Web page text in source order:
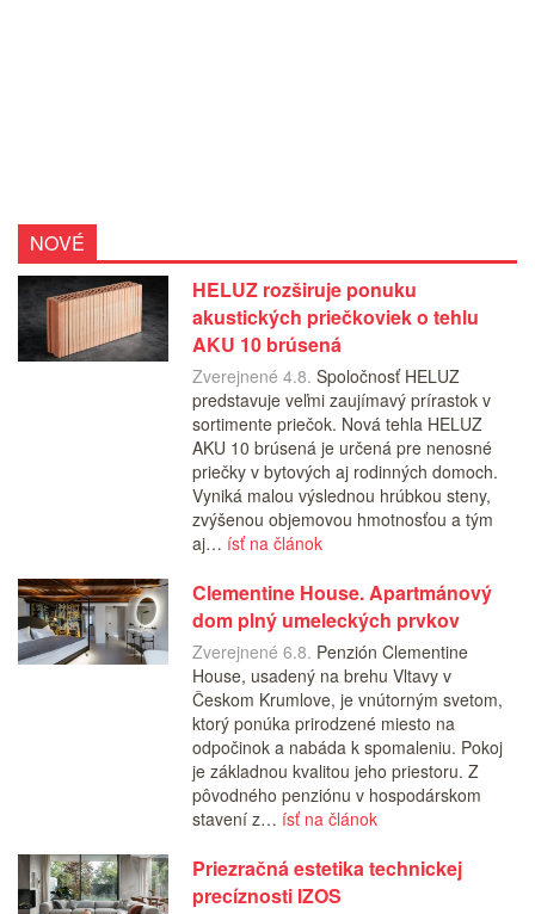
NOVÉ
HELUZ rozširuje ponuku
akustických priečkoviek o tehlu
AKU 10 brúsená
Zverejnené 4.8. Spoločnosť HELUZ
predstavuje veľmi zaujímavý prírastok v
sortimente priečok. Nová tehla HELUZ
AKU 10 brúsená je určená pre nenosné
priečky v bytových aj rodinných domoch.
Vyniká malou výslednou hrúbkou steny,
zvýšenou objemovou hmotnosťou a tým
aj… ísť na článok
Clementine House. Apartmánový
dom plný umeleckých prvkov
Zverejnené 6.8. Penzión Clementine
House, usadený na brehu Vltavy v
Českom Krumlove, je vnútorným svetom,
ktorý ponúka prirodzené miesto na
odpočinok a nabáda k spomaleniu. Pokoj
je základnou kvalitou jeho priestoru. Z
pôvodného penziónu v hospodárskom
stavení z… ísť na článok
Priezračná estetika technickej
precíznosti IZOS